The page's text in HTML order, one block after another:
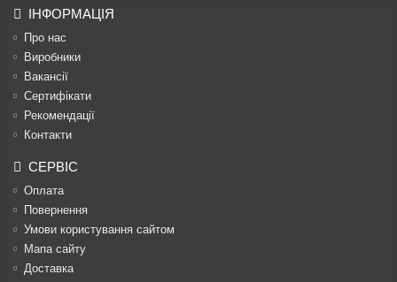
ІНФОРМАЦІЯ
Про нас
Виробники
Вакансії
Сертифікати
Рекомендації
Контакти
СЕРВІС
Оплата
Повернення
Умови користування сайтом
Мапа сайту
Доставка